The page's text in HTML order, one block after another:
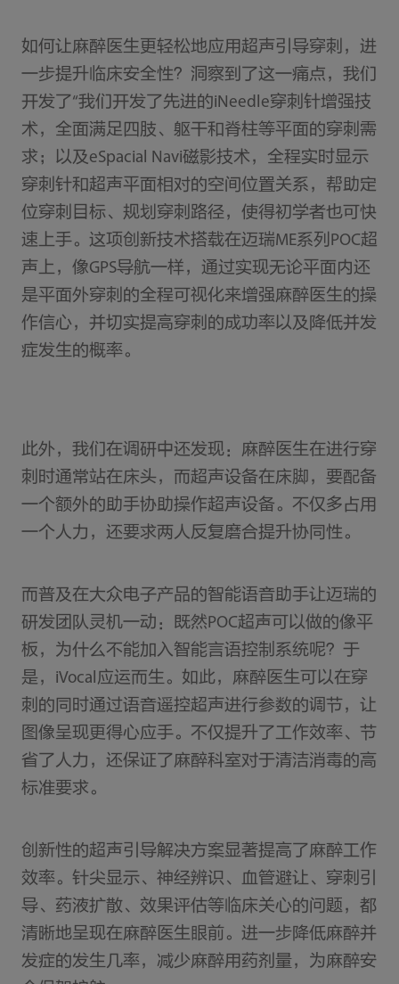
如何让麻醉医生更轻松地应用超声引导穿刺，进
一步提升临床安全性？洞察到了这一痛点，我们
开发了“我们开发了先进的iNeedle穿刺针增强技
术，全面满足四肢、躯干和脊柱等平面的穿刺需
求；以及eSpacial Navi磁影技术，全程实时显示
穿刺针和超声平面相对的空间位置关系，帮助定
位穿刺目标、规划穿刺路径，使得初学者也可快
速上手。这项创新技术搭载在迈瑞ME系列POC超
声上，像GPS导航一样，通过实现无论平面内还
是平面外穿刺的全程可视化来增强麻醉医生的操
作信心，并切实提高穿刺的成功率以及降低并发
症发生的概率。
此外，我们在调研中还发现：麻醉医生在进行穿
刺时通常站在床头，而超声设备在床脚，要配备
一个额外的助手协助操作超声设备。不仅多占用
一个人力，还要求两人反复磨合提升协同性。
而普及在大众电子产品的智能语音助手让迈瑞的
研发团队灵机一动：既然POC超声可以做的像平
板，为什么不能加入智能言语控制系统呢？于
是，iVocal应运而生。如此，麻醉医生可以在穿
刺的同时通过语音遥控超声进行参数的调节，让
图像呈现更得心应手。不仅提升了工作效率、节
省了人力，还保证了麻醉科室对于清洁消毒的高
标准要求。
创新性的超声引导解决方案显著提高了麻醉工作
效率。针尖显示、神经辨识、血管避让、穿刺引
导、药液扩散、效果评估等临床关心的问题，都
清晰地呈现在麻醉医生眼前。进一步降低麻醉并
发症的发生几率，减少麻醉用药剂量，为麻醉安